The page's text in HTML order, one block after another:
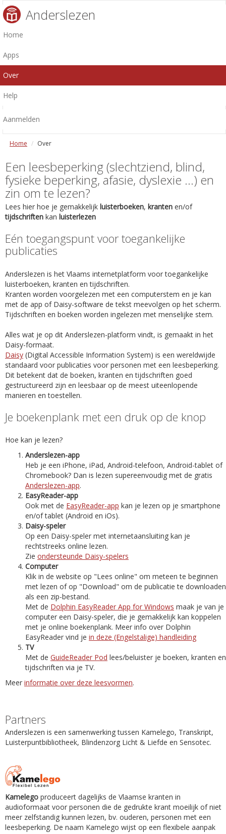
Anderslezen
Home
Apps
Over
Help
Aanmelden
Home Over
Een leesbeperking (slechtziend, blind,
fysieke beperking, afasie, dyslexie ...) en
zin om te lezen?
Lees hier hoe je gemakkelijk luisterboeken, kranten en/of
tijdschriften kan luisterlezen
Eén toegangspunt voor toegankelijke
publicaties
Anderslezen is het Vlaams internetplatform voor toegankelijke
luisterboeken, kranten en tijdschriften.
Kranten worden voorgelezen met een computerstem en je kan
met de app of Daisy-software de tekst meevolgen op het scherm.
Tijdschriften en boeken worden ingelezen met menselijke stem.
Alles wat je op dit Anderslezen-platform vindt, is gemaakt in het
Daisy-formaat.
Daisy (Digital Accessible Information System) is een wereldwijde
standaard voor publicaties voor personen met een leesbeperking.
Dit betekent dat de boeken, kranten en tijdschriften goed
gestructureerd zijn en leesbaar op de meest uiteenlopende
manieren en toestellen.
Je boekenplank met een druk op de knop
Hoe kan je lezen?
Anderslezen-app
Heb je een iPhone, iPad, Android-telefoon, Android-tablet of
Chromebook? Dan is lezen supereenvoudig met de gratis
Anderslezen-app.
EasyReader-app
Ook met de EasyReader-app kan je lezen op je smartphone
en/of tablet (Android en iOs).
Daisy-speler
Op een Daisy-speler met internetaansluiting kan je
rechtstreeks online lezen.
Zie ondersteunde Daisy-spelers
Computer
Klik in de website op "Lees online" om meteen te beginnen
met lezen of op "Download" om de publicatie te downloaden
als een zip-bestand.
Met de Dolphin EasyReader App for Windows maak je van je
computer een Daisy-speler, die je gemakkelijk kan koppelen
met je online boekenplank. Meer info over Dolphin
EasyReader vind je in deze (Engelstalige) handleiding
TV
Met de GuideReader Pod lees/beluister je boeken, kranten en
tijdschriften via je TV.
Meer informatie over deze leesvormen.
Partners
Anderslezen is een samenwerking tussen Kamelego, Transkript,
Luisterpuntbibliotheek, Blindenzorg Licht & Liefde en Sensotec.
Kamelego produceert dagelijks de Vlaamse kranten in
audioformaat voor personen die de gedrukte krant moeilijk of niet
meer zelfstandig kunnen lezen, bv. ouderen, personen met een
leesbeperking. De naam Kamelego wijst op een flexibele aanpak